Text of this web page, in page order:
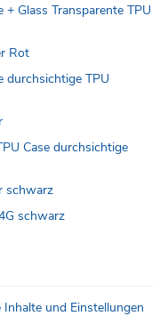
Glass Transparente TPU
Rot
durchsichtige TPU
Case durchsichtige
schwarz
schwarz
und Einstellungen